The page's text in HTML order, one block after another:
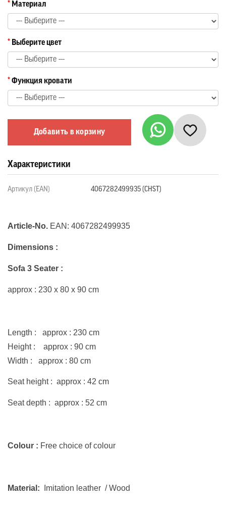
Материал
Выберите цвет
Функция кровати
Добавить в корзину
Характеристики
Артикул (EAN) 4067282499935 (CHST)
Article-No. EAN: 4067282499935
Dimensions :
Sofa 3 Seater :
approx : 230 x 80 x 90 cm
Length : approx : 230 cm
Height : approx : 90 cm
Width : approx : 80 cm
Seat height : approx : 42 cm
Seat depth : approx : 52 cm
Colour : Free choice of colour
Material: Imitation leather / Wood